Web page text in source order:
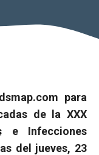
para
de la XXX
e Infecciones
del jueves, 23